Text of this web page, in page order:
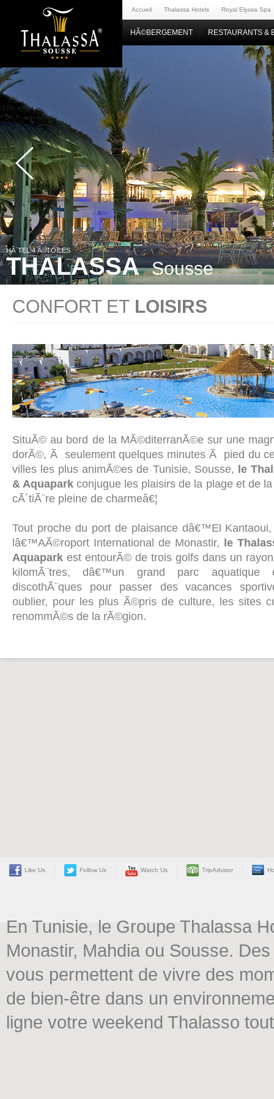
Accueil Thalassa Hotels Royal Elyssa Spa
HÃ©BERGEMENT RESTAURANTS &
HÃ´TEL 4 Ã©TOILES
THALASSA
Sousse
CONFORT ET LOISIRS
SituÃ© au bord de la MÃ©diterranÃ©e sur une
dorÃ©, Ã seulement quelques minutes Ã pied du
villes les plus animÃ©es de Tunisie, Sousse, le
& Aquapark conjugue les plaisirs de la plage et de
cÃ´tiÃ¨re pleine de charmeâ€¦
Tout proche du port de plaisance dâ€™El
lâ€™AÃ©roport International de Monastir,
le
Aquapark est entourÃ© de trois golfs dans un
kilomÃ¨tres, dâ€™un grand parc aquatique
discothÃ¨ques pour passer des vacances
oublier, pour les plus Ã©pris de culture, les sites
renommÃ©s de la rÃ©gion.
Like Us Follow Us Watch Us TripAdvisor
En Tunisie, le Groupe Thalassa
Monastir, Mahdia ou Sousse.
vous permettent de vivre des
de bien-être dans un
ligne votre weekend Thalasso